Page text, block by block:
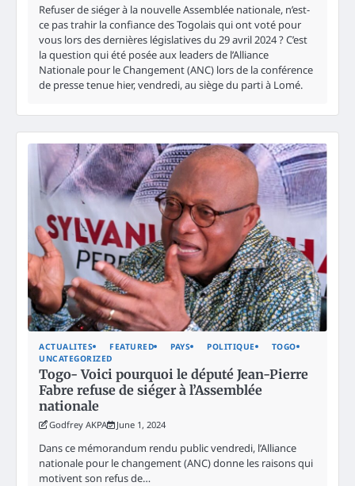
Refuser de siéger à la nouvelle Assemblée nationale, n’est-
ce pas trahir la confiance des Togolais qui ont voté pour
vous lors des dernières législatives du 29 avril 2024 ? C’est
la question qui été posée aux leaders de l’Alliance
Nationale pour le Changement (ANC) lors de la conférence
de presse tenue hier, vendredi, au siège du parti à Lomé.
ACTUALITES FEATURED PAYS POLITIQUE
TOGO
UNCATEGORIZED
Togo- Voici pourquoi le député Jean-Pierre
Fabre refuse de siéger à l’Assemblée
nationale
Godfrey AKPA June 1, 2024
Dans ce mémorandum rendu public vendredi, l’Alliance
nationale pour le changement (ANC) donne les raisons qui
motivent son refus de…